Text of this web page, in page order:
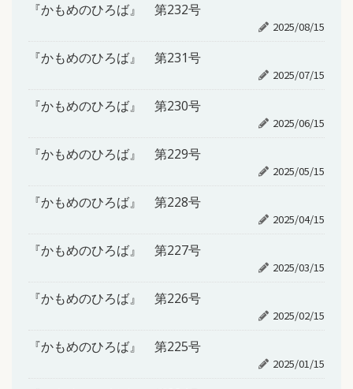
『かもめのひろば』 第232号
2025/08/15
『かもめのひろば』 第231号
2025/07/15
『かもめのひろば』 第230号
2025/06/15
『かもめのひろば』 第229号
2025/05/15
『かもめのひろば』 第228号
2025/04/15
『かもめのひろば』 第227号
2025/03/15
『かもめのひろば』 第226号
2025/02/15
『かもめのひろば』 第225号
2025/01/15